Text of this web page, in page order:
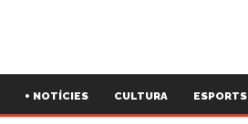
+ NOTÍCIES CULTURA ESPORTS